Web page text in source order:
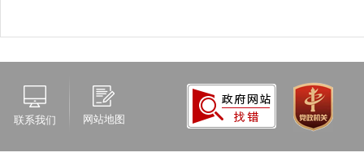
联系我们 网站地图